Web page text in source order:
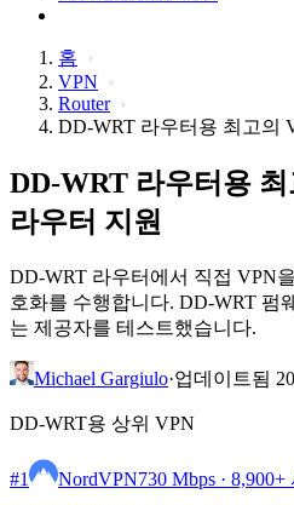
홈
VPN
Router
DD-WRT 라우터용 최고의
DD-WRT 라우터용
라우터 지원
DD-WRT 라우터에서 직접 VPN
호화를 수행합니다. DD-WRT 펌
는 제공자를 테스트했습니다.
Michael Gargiulo·업데이트됨
DD-WRT용 상위 VPN
#1 NordVPN730 Mbps · 8,900+